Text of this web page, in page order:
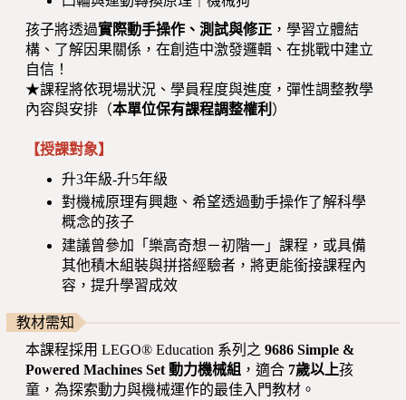
孩子將透過實際動手操作、測試與修正 ，學習立體結
構、了解因果關係，在創造中激發邏輯、在挑戰中建立
自信！
★課程將依現場狀況、學員程度與進度，彈性調整教學
內容與安排（本單位保有課程調整權利 ）
【授課對象】
升3年級-升5年級
對機械原理有興趣、希望透過動手操作了解科學
概念的孩子
建議曾參加「樂高奇想－初階一」課程，或具備
其他積木組裝與拼搭經驗者，將更能銜接課程內
容，提升學習成效
教材需知
本課程採用 LEGO® Education 系列之9686 Simple &
Powered Machines Set 動力機械組 ，適合 7歲以上孩
童，為探索動力與機械運作的最佳入門教材。